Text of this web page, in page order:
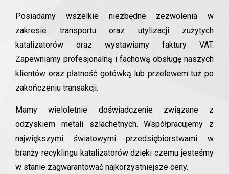
Posiadamy wszelkie niezbędne zezwolenia w
zakresie transportu oraz utylizacji zużytych
katalizatorów oraz wystawiamy faktury VAT.
Zapewniamy profesjonalną i fachową obsługę naszych
klientów oraz płatność gotówką lub przelewem tuż po
zakończeniu transakcji.
Mamy wieloletnie doświadczenie związane z
odzyskiem metali szlachetnych. Współpracujemy z
największymi światowymi przedsiębiorstwami w
branży recyklingu katalizatorów dzięki czemu jesteśmy
w stanie zagwarantować najkorzystniejsze ceny.